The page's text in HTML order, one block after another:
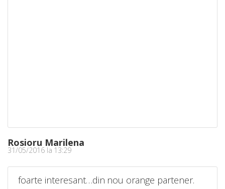
Rosioru Marilena
31/05/2016 la 13:29
foarte interesant…din nou orange partener.